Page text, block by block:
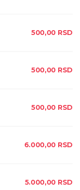
500,00 RSD
500,00 RSD
500,00 RSD
6.000,00 RSD
5.000,00 RSD